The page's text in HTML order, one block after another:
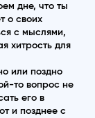
дне, что ты
о своих
с мыслями,
хитрость для
или поздно
то вопрос не
его в
и позднее с